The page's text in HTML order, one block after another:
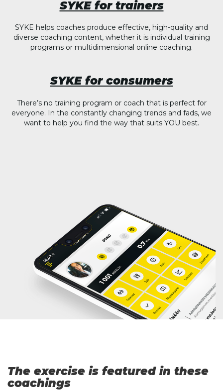
SYKE for trainers
SYKE helps coaches produce effective, high-quality and
diverse coaching content, whether it is individual training
programs or multidimensional online coaching.
SYKE for consumers
There’s no training program or coach that is perfect for
everyone. In the constantly changing trends and fads, we
want to help you find the way that suits YOU best.
The exercise is featured in these
coachings